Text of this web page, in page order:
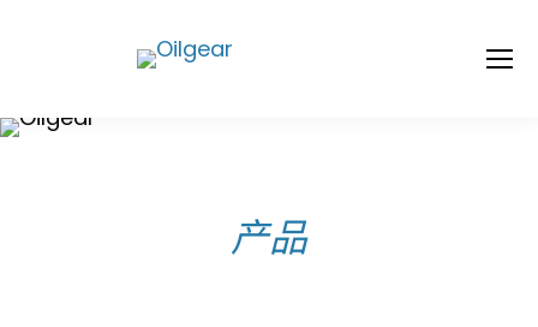
您在这里：
产品